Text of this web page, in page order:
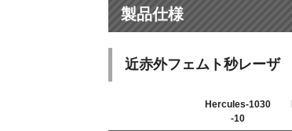
製品仕様
近赤外フェムト秒レーザ
Hercules-1030
-10